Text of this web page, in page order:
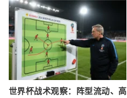
世界杯战术观察：阵型流动、高